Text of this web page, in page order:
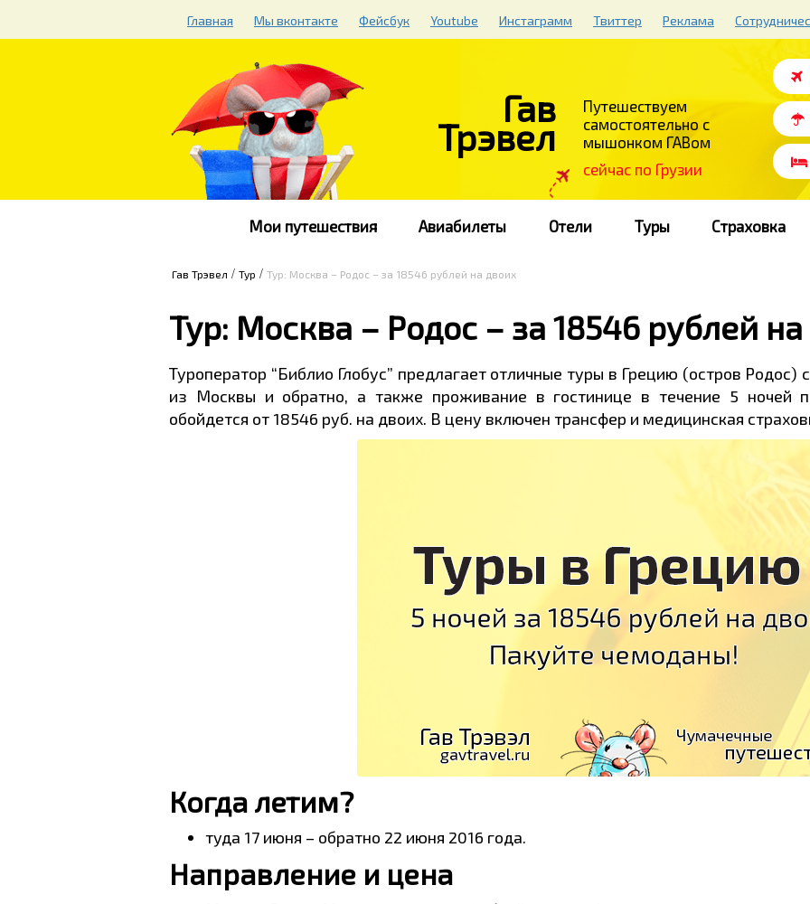
Главная Мы вконтакте Фейсбук Youtube Инстаграмм Твиттер Реклама
Гав
Трэвел
Путешествуем
самостоятельно с
мышонком ГАВом
cейчас по Грузии
Мои путешествия Авиабилеты Отели Туры Страховка
Гав Трэвел / Тур / Тур: Москва – Родос – за 18546 рублей на двоих
Тур: Москва – Родос – за 18546 рублей
Туроператор “Библио Глобус” предлагает отличные туры в Грецию (остров Родос)
из Москвы и обратно, а также проживание в гостинице в течение 5 ночей
обойдется от 18546 руб. на двоих. В цену включен трансфер и медицинская
Когда летим?
туда 17 июня – обратно 22 июня 2016 года.
Направление и цена